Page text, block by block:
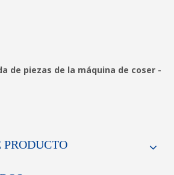
de piezas de la máquina de coser -
PRODUCTO